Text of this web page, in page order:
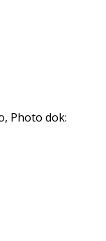
Photo dok: